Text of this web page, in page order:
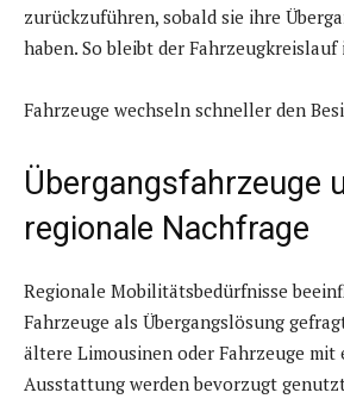
zurückzuführen, sobald sie ihre
haben. So bleibt der Fahrzeugkreislauf
Fahrzeuge wechseln schneller den
Übergangsfahrzeuge
regionale Nachfrage
Regionale Mobilitätsbedürfnisse
Fahrzeuge als Übergangslösung
ältere Limousinen oder Fahrzeuge mit
Ausstattung werden bevorzugt